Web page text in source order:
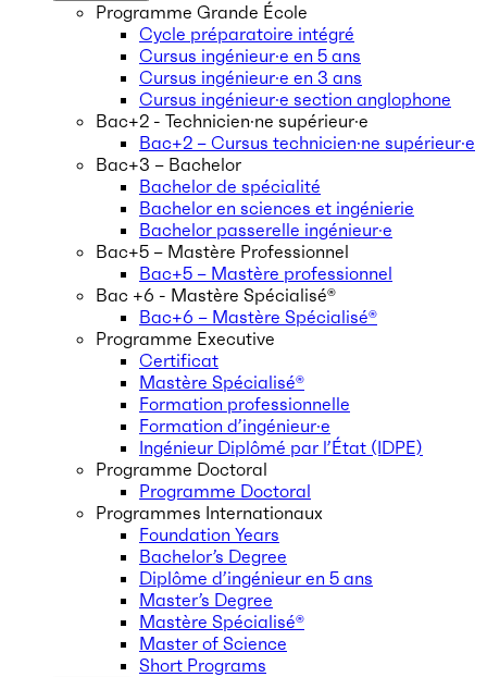
Programme Grande École
Cycle préparatoire intégré
Cursus ingénieur·e en 5 ans
Cursus ingénieur·e en 3 ans
Cursus ingénieur·e section anglophone
Bac+2 - Technicien·ne supérieur·e
Bac+2 – Cursus technicien·ne supérieur·e
Bac+3 – Bachelor
Bachelor de spécialité
Bachelor en sciences et ingénierie
Bachelor passerelle ingénieur·e
Bac+5 – Mastère Professionnel
Bac+5 – Mastère professionnel
Bac +6 - Mastère Spécialisé®
Bac+6 – Mastère Spécialisé®
Programme Executive
Certificat
Mastère Spécialisé®
Formation professionnelle
Formation d’ingénieur·e
Ingénieur Diplômé par l’État (IDPE)
Programme Doctoral
Programme Doctoral
Programmes Internationaux
Foundation Years
Bachelor’s Degree
Diplôme d’ingénieur en 5 ans
Master’s Degree
Mastère Spécialisé®
Master of Science
Short Programs